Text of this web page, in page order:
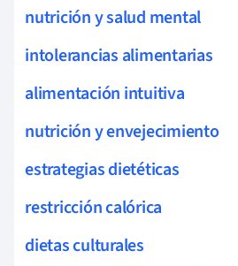
nutrición y salud mental
intolerancias alimentarias
alimentación intuitiva
nutrición y envejecimiento
estrategias dietéticas
restricción calórica
dietas culturales